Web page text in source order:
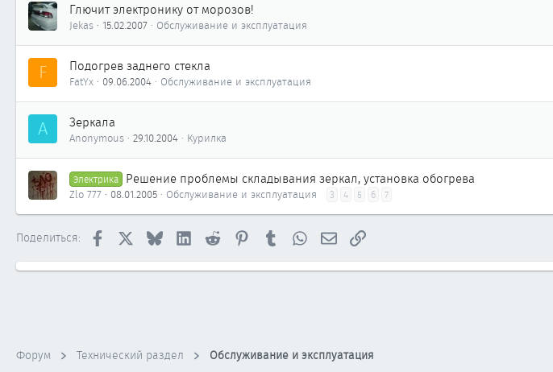
Глючит электронику от морозов!
Jekas 15.02.2007 Обслуживание и эксплуатация
F Подогрев заднего стекла
FatYx 09.06.2004 Обслуживание и эксплуатация
A Зеркала
Anonymous 29.10.2004 Курилка
Электрика Решение проблемы складывания зеркал, установка обогрева
Zlo 777 08.01.2005 Обслуживание и эксплуатация 3 4 5 6 7
Поделиться: Facebook Bluesky LinkedInReddit PinterestTumblrWhatsAppЭлектронная почта
Ссылка
Форум Технический раздел Обслуживание и эксплуатация